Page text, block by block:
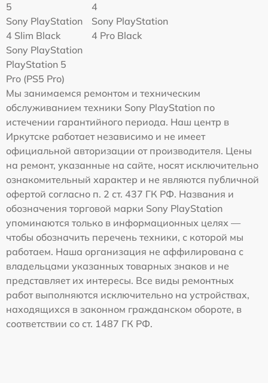
5
4
Sony PlayStation
4 Slim Black
Sony PlayStation
4 Pro Black
Sony PlayStation
PlayStation 5
Pro (PS5 Pro)
Мы занимаемся ремонтом и техническим
обслуживанием техники Sony PlayStation по
истечении гарантийного периода. Наш центр в
Иркутске работает независимо и не имеет
официальной авторизации от производителя. Цены
на ремонт, указанные на сайте, носят исключительно
ознакомительный характер и не являются публичной
офертой согласно п. 2 ст. 437 ГК РФ. Названия и
обозначения торговой марки Sony PlayStation
упоминаются только в информационных целях —
чтобы обозначить перечень техники, с которой мы
работаем. Наша организация не аффилирована с
владельцами указанных товарных знаков и не
представляет их интересы. Все виды ремонтных
работ выполняются исключительно на устройствах,
находящихся в законном гражданском обороте, в
соответствии со ст. 1487 ГК РФ.